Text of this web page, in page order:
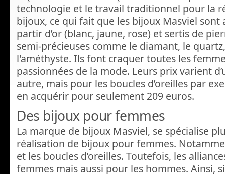
technologie et le travail traditionnel pour la
bijoux, ce qui fait que les bijoux Masviel sont
partir d’or (blanc, jaune, rose) et sertis de
semi-précieuses comme le diamant, le
l'améthyste. Ils font craquer toutes les
passionnées de la mode. Leurs prix varient
autre, mais pour les boucles d’oreilles par
en acquérir pour seulement 209 euros.
Des bijoux pour femmes
La marque de bijoux Masviel, se spécialise
réalisation de bijoux pour femmes.
et les boucles d’oreilles. Toutefois, les
femmes mais aussi pour les hommes. Ainsi,